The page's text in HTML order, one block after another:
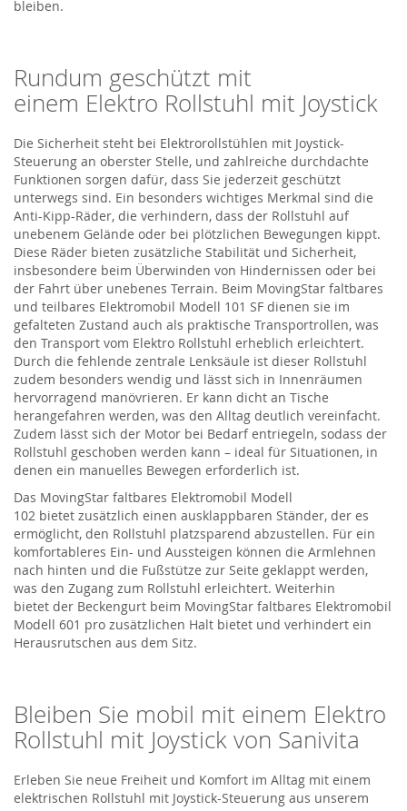
bleiben.
Rundum geschützt mit
einem Elektro Rollstuhl mit Joystick
Die Sicherheit steht bei Elektrorollstühlen mit Joystick-
Steuerung an oberster Stelle, und zahlreiche durchdachte
Funktionen sorgen dafür, dass Sie jederzeit geschützt
unterwegs sind. Ein besonders wichtiges Merkmal sind die
Anti-Kipp-Räder, die verhindern, dass der Rollstuhl auf
unebenem Gelände oder bei plötzlichen Bewegungen kippt.
Diese Räder bieten zusätzliche Stabilität und Sicherheit,
insbesondere beim Überwinden von Hindernissen oder bei
der Fahrt über unebenes Terrain. Beim MovingStar faltbares
und teilbares Elektromobil Modell 101 SF dienen sie im
gefalteten Zustand auch als praktische Transportrollen, was
den Transport vom Elektro Rollstuhl erheblich erleichtert.
Durch die fehlende zentrale Lenksäule ist dieser Rollstuhl
zudem besonders wendig und lässt sich in Innenräumen
hervorragend manövrieren. Er kann dicht an Tische
herangefahren werden, was den Alltag deutlich vereinfacht.
Zudem lässt sich der Motor bei Bedarf entriegeln, sodass der
Rollstuhl geschoben werden kann – ideal für Situationen, in
denen ein manuelles Bewegen erforderlich ist.
Das MovingStar faltbares Elektromobil Modell
102 bietet zusätzlich einen ausklappbaren Ständer, der es
ermöglicht, den Rollstuhl platzsparend abzustellen. Für ein
komfortableres Ein- und Aussteigen können die Armlehnen
nach hinten und die Fußstütze zur Seite geklappt werden,
was den Zugang zum Rollstuhl erleichtert. Weiterhin
bietet der Beckengurt beim MovingStar faltbares Elektromobil
Modell 601 pro zusätzlichen Halt bietet und verhindert ein
Herausrutschen aus dem Sitz.
Bleiben Sie mobil mit einem Elektro
Rollstuhl mit Joystick von Sanivita
Erleben Sie neue Freiheit und Komfort im Alltag mit einem
elektrischen Rollstuhl mit Joystick-Steuerung aus unserem